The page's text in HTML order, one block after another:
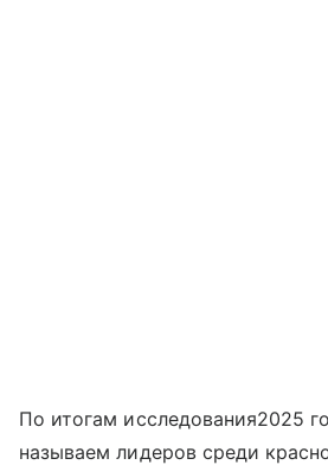
По итогам исследования2025
называем лидеров среди